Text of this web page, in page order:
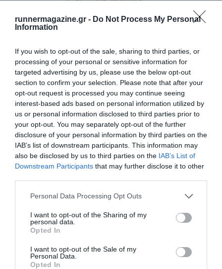
runnermagazine.gr - Do Not Process My Personal
Information
If you wish to opt-out of the sale, sharing to third parties, or
processing of your personal or sensitive information for
targeted advertising by us, please use the below opt-out
section to confirm your selection. Please note that after your
opt-out request is processed you may continue seeing
interest-based ads based on personal information utilized by
us or personal information disclosed to third parties prior to
your opt-out. You may separately opt-out of the further
disclosure of your personal information by third parties on the
IAB’s list of downstream participants. This information may
also be disclosed by us to third parties on the IAB’s List of
Downstream Participants that may further disclose it to other
Personal Data Processing Opt Outs
I want to opt-out of the Sharing of my
personal data.
Opted In
I want to opt-out of the Sale of my
Personal Data.
Opted In
2ος Δρόμος Βουφράδος
Τα αποτελέσματα του αγώνα